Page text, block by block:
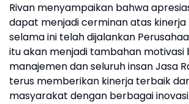
Rivan menyampaikan bahwa
dapat menjadi cerminan atas kinerja
selama ini telah dijalankan
itu akan menjadi tambahan motivasi
manajemen dan seluruh insan Jasa
terus memberikan kinerja terbaik
masyarakat dengan berbagai inovasi.